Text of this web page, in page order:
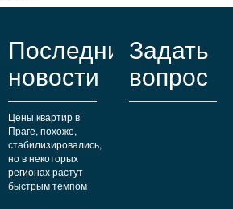
Последние
новости
Цены квартир в
Праге, похоже,
стабилизировались,
но в некоторых
регионах растут
быстрым темпом
Задать
вопрос